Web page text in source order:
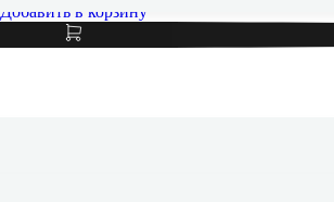
Добавить в корзину